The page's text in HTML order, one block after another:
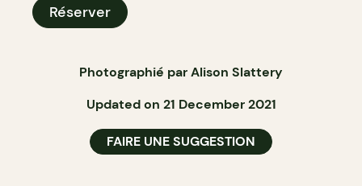
Réserver
Photographié par Alison Slattery
Updated on 21 December 2021
FAIRE UNE SUGGESTION